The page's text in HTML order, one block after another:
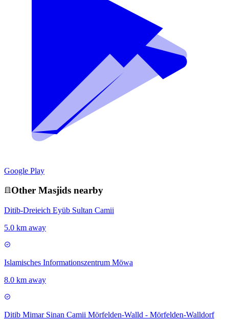
Google Play
Other Masjids nearby
Ditib-Dreieich Eyüb Sultan Camii
5.0 km away
Islamisches Informationszentrum Möwa
8.0 km away
Ditib Mimar Sinan Camii Mörfelden-Walld - Mörfelden-Walldorf